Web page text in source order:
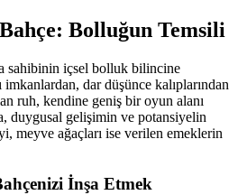
Bolluğun Temsili
sahibinin içsel bolluk bilincine
imkanlardan, dar düşünce kalıplarından
ruh, kendine geniş bir oyun alanı
duygusal gelişimin ve potansiyelin
meyve ağaçları ise verilen emeklerin
İnşa Etmek